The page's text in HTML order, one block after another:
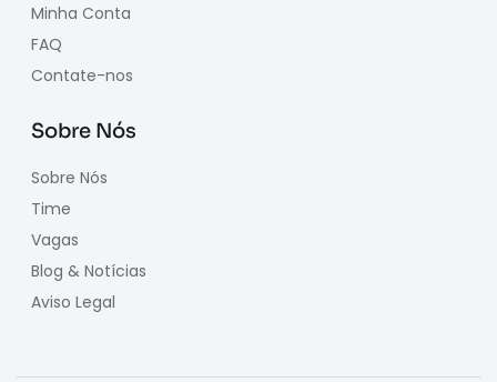
Minha Conta
FAQ
Contate-nos
Sobre Nós
Sobre Nós
Time
Vagas
Blog & Notícias
Aviso Legal